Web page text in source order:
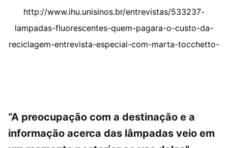
http://www.ihu.unisinos.br/entrevistas/533237-
lampadas-fluorescentes-quem-pagara-o-custo-da-
reciclagem-entrevista-especial-com-marta-tocchetto-
“A preocupação com a destinação e a
informação acerca das lâmpadas veio em